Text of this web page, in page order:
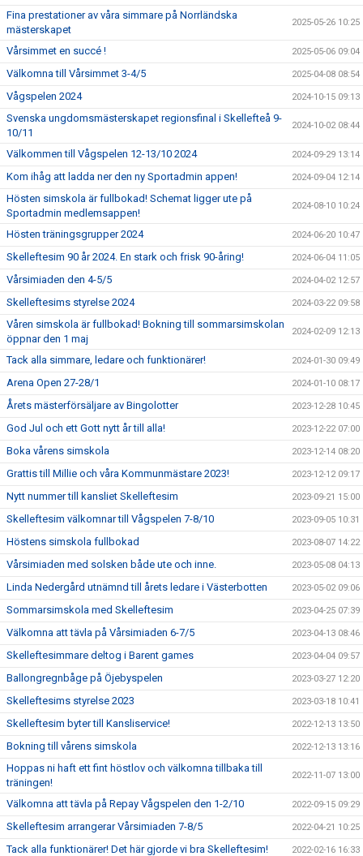
Fina prestationer av våra simmare på Norrländska
mästerskapet
2025-05-26 10:25
Vårsimmet en succé ! 2025-05-06 09:04
Välkomna till Vårsimmet 3-4/5 2025-04-08 08:54
Vågspelen 2024 2024-10-15 09:13
Svenska ungdomsmästerskapet regionsfinal i Skellefteå 9-
10/11
2024-10-02 08:44
Välkommen till Vågspelen 12-13/10 2024 2024-09-29 13:14
Kom ihåg att ladda ner den ny Sportadmin appen! 2024-09-04 12:14
Hösten simskola är fullbokad! Schemat ligger ute på
Sportadmin medlemsappen!
2024-08-10 10:24
Hösten träningsgrupper 2024 2024-06-20 10:47
Skelleftesim 90 år 2024. En stark och frisk 90-åring! 2024-06-04 11:05
Vårsimiaden den 4-5/5 2024-04-02 12:57
Skelleftesims styrelse 2024 2024-03-22 09:58
Våren simskola är fullbokad! Bokning till sommarsimskolan
öppnar den 1 maj
2024-02-09 12:13
Tack alla simmare, ledare och funktionärer! 2024-01-30 09:49
Arena Open 27-28/1 2024-01-10 08:17
Årets mästerförsäljare av Bingolotter 2023-12-28 10:45
God Jul och ett Gott nytt år till alla! 2023-12-22 07:00
Boka vårens simskola 2023-12-14 08:20
Grattis till Millie och våra Kommunmästare 2023! 2023-12-12 09:17
Nytt nummer till kansliet Skelleftesim 2023-09-21 15:00
Skelleftesim välkomnar till Vågspelen 7-8/10 2023-09-05 10:31
Höstens simskola fullbokad 2023-08-07 14:22
Vårsimiaden med solsken både ute och inne. 2023-05-08 04:13
Linda Nedergård utnämnd till årets ledare i Västerbotten 2023-05-02 09:06
Sommarsimskola med Skelleftesim 2023-04-25 07:39
Välkomna att tävla på Vårsimiaden 6-7/5 2023-04-13 08:46
Skelleftesimmare deltog i Barent games 2023-04-04 09:57
Ballongregnbåge på Öjebyspelen 2023-03-27 12:20
Skelleftesims styrelse 2023 2023-03-18 10:41
Skelleftesim byter till Kansliservice! 2022-12-13 13:50
Bokning till vårens simskola 2022-12-13 13:16
Hoppas ni haft ett fint höstlov och välkomna tillbaka till
träningen!
2022-11-07 13:00
Välkomna att tävla på Repay Vågspelen den 1-2/10 2022-09-15 09:29
Skelleftesim arrangerar Vårsimiaden 7-8/5 2022-04-21 10:25
Tack alla funktionärer! Det här gjorde vi bra Skelleftesim! 2022-02-16 16:33